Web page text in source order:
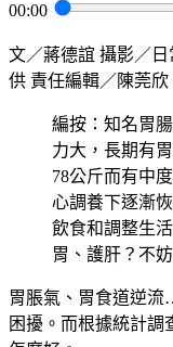
00:00
文／蔣德誼 攝影／
供 責任編輯／陳莞欣
編按：知名胃
力大，長期有
78公斤而有中
心調養下逐漸
飲食和調整生
胃、護肝？不
胃脹氣、胃食道逆
困擾。而根據統計調